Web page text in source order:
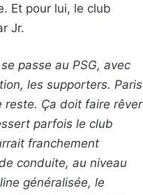
Et pour lui, le club
Jr.
passe au PSG, avec
les supporters. Paris
reste. Ça doit faire rêver
parfois le club
franchement
conduite, au niveau
généralisée, le